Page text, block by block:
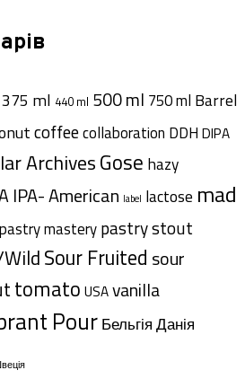
375 ml 440 ml 500 ml 750 ml Barrel
coffeecollaboration DDH DIPA
ArchivesGose hazy
IPA- American label lactose mad
pastry masterypastry stout
Sour Fruited sour
tomato USAvanilla
PourБельгіяДанія